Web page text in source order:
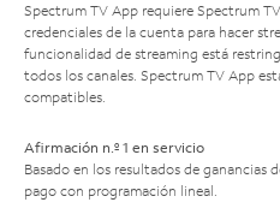
Spectrum TV App requiere Spectrum
credenciales de la cuenta para hacer
funcionalidad de streaming está
todos los canales. Spectrum TV App
compatibles.
Afirmación n.º 1 en servicio
Basado en los resultados de ganancias
pago con programación lineal.